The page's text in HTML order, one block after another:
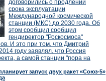
договорились о продлении
срока эксплуатации
Международной космической
станции (МКС) до 2030 года. Об
этом сообщил сообщил
гендиректор "Роскосмоса"
И это при том, что Дмитрий
году заявлял, что Россия
а самой станции "пора на
запуск двух ракет «Союз-5»